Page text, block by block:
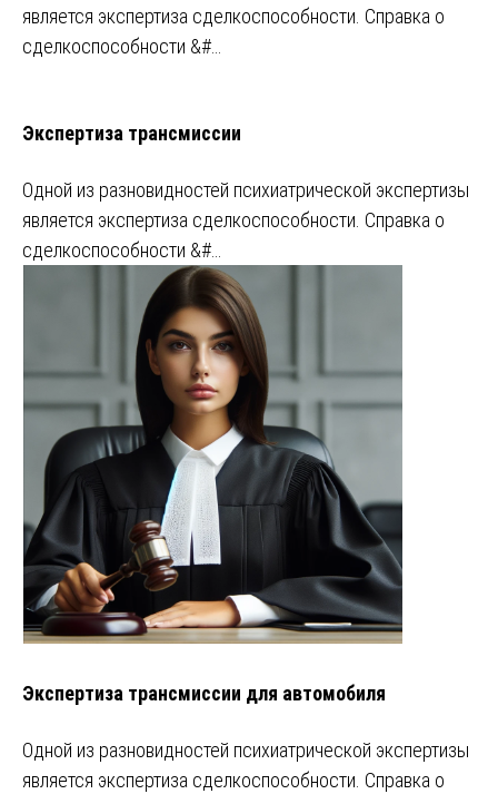
является экспертиза сделкоспособности. Справка о
сделкоспособности &#…
Экспертиза трансмиссии
Одной из разновидностей психиатрической экспертизы
является экспертиза сделкоспособности. Справка о
сделкоспособности &#…
Экспертиза трансмиссии для автомобиля
Одной из разновидностей психиатрической экспертизы
является экспертиза сделкоспособности. Справка о